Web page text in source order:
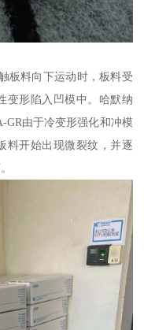
板料向下运动时，板料受
变形陷入凹模中。哈默纳
GR由于冷变形强化和冲模
料开始出现微裂纹，并逐